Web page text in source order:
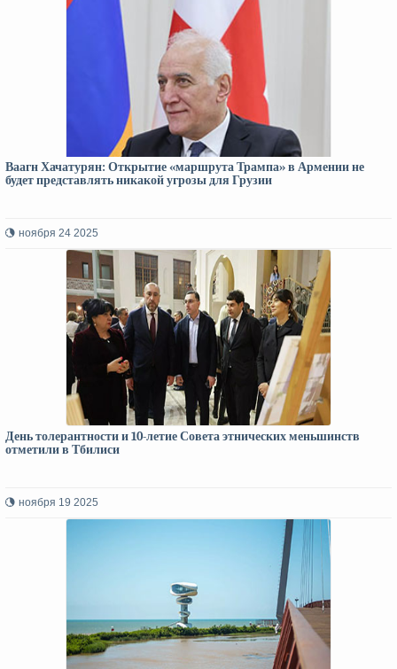
Ваагн Хачатурян: Открытие «маршрута Трампа» в Армении не
будет представлять никакой угрозы для Грузии
ноября 24 2025
День толерантности и 10-летие Совета этнических меньшинств
отметили в Тбилиси
ноября 19 2025